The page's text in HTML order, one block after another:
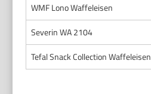
WMF Lono Waffeleisen
Severin WA 2104
Tefal Snack Collection Waffeleisen